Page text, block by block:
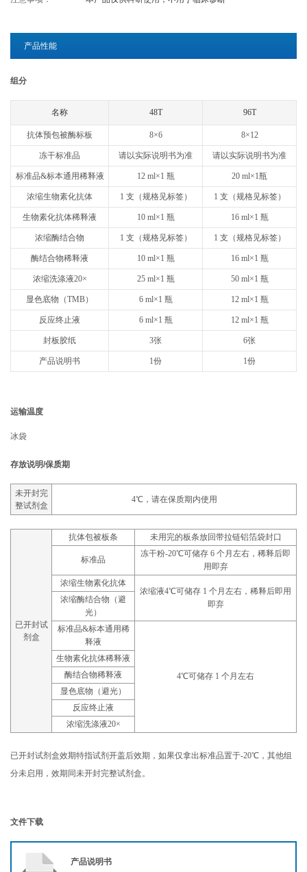
联系我们
产品性能
组分
名称 48T 96T
抗体预包被酶标板 8×6 8×12
冻干标准品 请以实际说明书为准 请以实际说明书为准
标准品&标本通用稀释液 12 ml×1 瓶 20 ml×1瓶
浓缩生物素化抗体 1 支（规格见标签） 1 支（规格见标签）
生物素化抗体稀释液 10 ml×1 瓶 16 ml×1 瓶
浓缩酶结合物 1 支（规格见标签） 1 支（规格见标签）
酶结合物稀释液 10 ml×1 瓶 16 ml×1 瓶
浓缩洗涤液20× 25 ml×1 瓶 50 ml×1 瓶
显色底物（TMB） 6 ml×1 瓶 12 ml×1 瓶
反应终止液 6 ml×1 瓶 12 ml×1 瓶
封板胶纸 3张 6张
产品说明书 1份 1份
运输温度
冰袋
存放说明/保质期
未开封完
整试剂盒
4℃，请在保质期内使用
已开封试
剂盒
抗体包被板条 未用完的板条放回带拉链铝箔袋封口
标准品
冻干粉-20℃可储存 6 个月左右，稀释后即
用即弃
浓缩生物素化抗体
浓缩液4℃可储存 1 个月左右，稀释后即用
即弃
浓缩酶结合物（避
光）
标准品&标本通用稀
释液
4℃可储存 1 个月左右
生物素化抗体稀释液
酶结合物稀释液
显色底物（避光）
反应终止液
浓缩洗涤液20×
已开封试剂盒效期特指试剂开盖后效期，如果仅拿出标准品置于-20℃，其他组
分未启用，效期同未开封完整试剂盒。
文件下载
产品说明书